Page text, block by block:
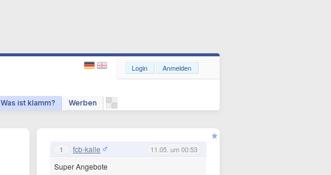
Was ist klamm? Werben
Login Anmelden
1 fcb-kalle 11.05. um 00:53
Super Angebote